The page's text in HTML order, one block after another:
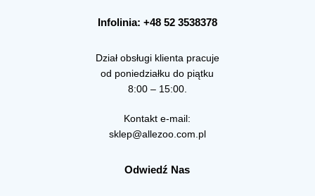
Infolinia: +48 52 3538378
Dział obsługi klienta pracuje
od poniedziałku do piątku
8:00 – 15:00.
Kontakt e-mail:
sklep@allezoo.com.pl
Odwiedź Nas